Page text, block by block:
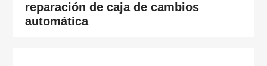
reparación de caja de cambios
automática